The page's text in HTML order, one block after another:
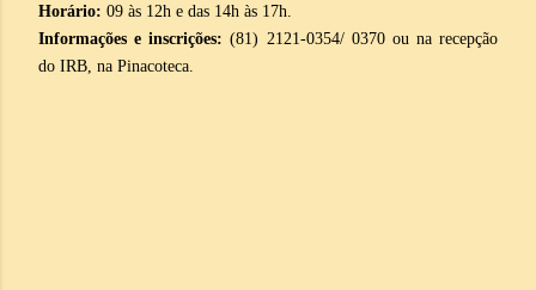
Horário: 09 às 12h e das 14h às 17h.
Informações e inscrições: (81) 2121-0354/ 0370 ou na recepção
do IRB, na Pinacoteca.